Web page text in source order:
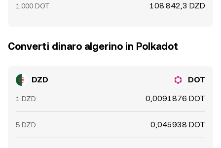
1.000 DOT 108.842,3 DZD
Converti dinaro algerino in Polkadot
DZD DOT
1 DZD 0,0091876 DOT
5 DZD 0,045938 DOT